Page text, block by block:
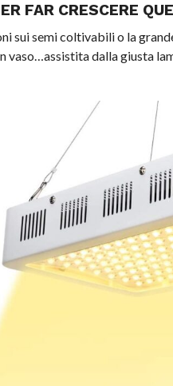
FAR CRESCERE
sui semi coltivabili o la
vaso…assistita dalla giusta